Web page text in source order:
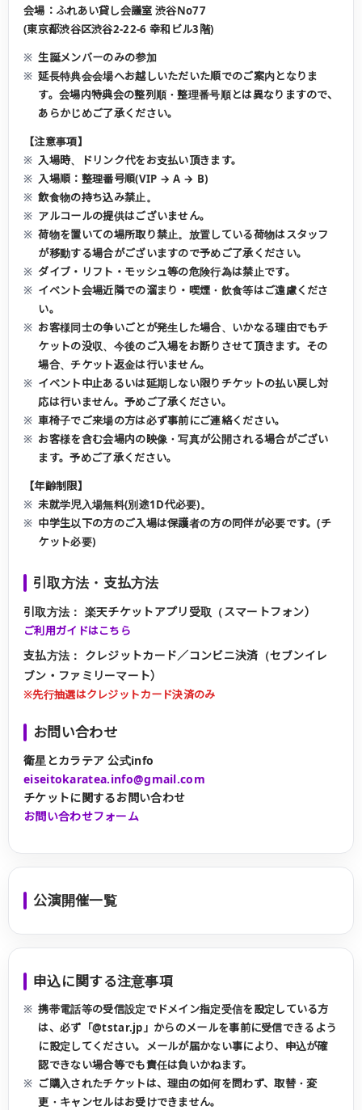
会場：ふれあい貸し会議室 渋谷No77
(東京都渋谷区渋谷2-22-6 幸和ビル3階)
生誕メンバーのみの参加
延長特典会会場へお越しいただいた順でのご案内となりま
す。会場内特典会の整列順・整理番号順とは異なりますので、
あらかじめご了承ください。
【注意事項】
入場時、ドリンク代をお支払い頂きます。
入場順：整理番号順(VIP → A → B)
飲食物の持ち込み禁止。
アルコールの提供はございません。
荷物を置いての場所取り禁止。放置している荷物はスタッフ
が移動する場合がございますので予めご了承ください。
ダイブ・リフト・モッシュ等の危険行為は禁止です。
イベント会場近隣での溜まり・喫煙・飲食等はご遠慮くださ
い。
お客様同士の争いごとが発生した場合、いかなる理由でもチ
ケットの没収、今後のご入場をお断りさせて頂きます。その
場合、チケット返金は行いません。
イベント中止あるいは延期しない限りチケットの払い戻し対
応は行いません。予めご了承ください。
車椅子でご来場の方は必ず事前にご連絡ください。
お客様を含む会場内の映像・写真が公開される場合がござい
ます。予めご了承ください。
【年齢制限】
未就学児入場無料(別途1D代必要)。
中学生以下の方のご入場は保護者の方の同伴が必要です。(チ
ケット必要)
引取方法・支払方法
引取方法： 楽天チケットアプリ受取（スマートフォン）
ご利用ガイドはこちら
支払方法： クレジットカード／コンビニ決済（セブンイレ
ブン・ファミリーマート）
※先行抽選はクレジットカード決済のみ
お問い合わせ
衛星とカラテア 公式info
eiseitokaratea.info@gmail.com
チケットに関するお問い合わせ
お問い合わせフォーム
公演開催一覧
申込に関する注意事項
携帯電話等の受信設定でドメイン指定受信を設定している方
は、必ず「@tstar.jp」からのメールを事前に受信できるよう
に設定してください。メールが届かない事により、申込が確
認できない場合等でも責任は負いかねます。
ご購入されたチケットは、理由の如何を問わず、取替・変
更・キャンセルはお受けできません。